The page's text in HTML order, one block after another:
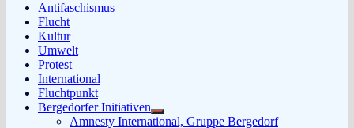
Antifaschismus
Flucht
Kultur
Umwelt
Protest
International
Fluchtpunkt
Bergedorfer Initiativen
Untermenü
Amnesty International, Gruppe Bergedorf